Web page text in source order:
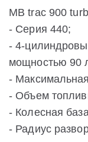
MB trac 900
- Серия 440;
- 4-
мощностью 90
-
- Объем
- Колесная
- Радиус